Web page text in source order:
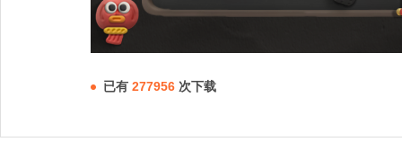
已有 277956 次下载